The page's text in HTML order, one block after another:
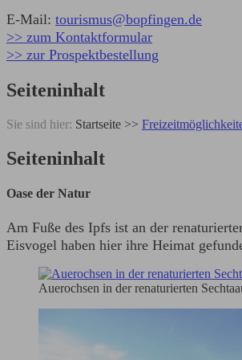
E-Mail: tourismus@bopfingen.de
>> zum Kontaktformular
>> zur Prospektbestellung
Seiteninhalt
Sie sind hier: Startseite >>
Seiteninhalt
Oase der Natur
Am Fuße des Ipfs ist an der
Eisvogel haben hier ihre Heimat
Auerochsen in der renaturierten